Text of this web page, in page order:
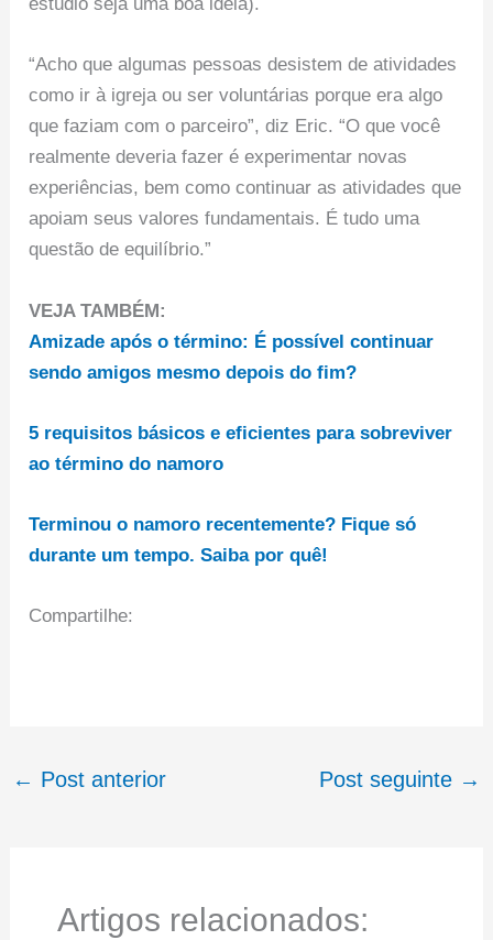
“Acho que algumas pessoas desistem de atividades
como ir à igreja ou ser voluntárias porque era algo
que faziam com o parceiro”, diz Eric. “O que você
realmente deveria fazer é experimentar novas
experiências, bem como continuar as atividades que
apoiam seus valores fundamentais. É tudo uma
questão de equilíbrio.”
VEJA TAMBÉM:
Amizade após o término: É possível continuar
sendo amigos mesmo depois do fim?
5 requisitos básicos e eficientes para sobreviver
ao término do namoro
Terminou o namoro recentemente? Fique só
durante um tempo. Saiba por quê!
Compartilhe:
← Post anterior Post seguinte →
Artigos relacionados: